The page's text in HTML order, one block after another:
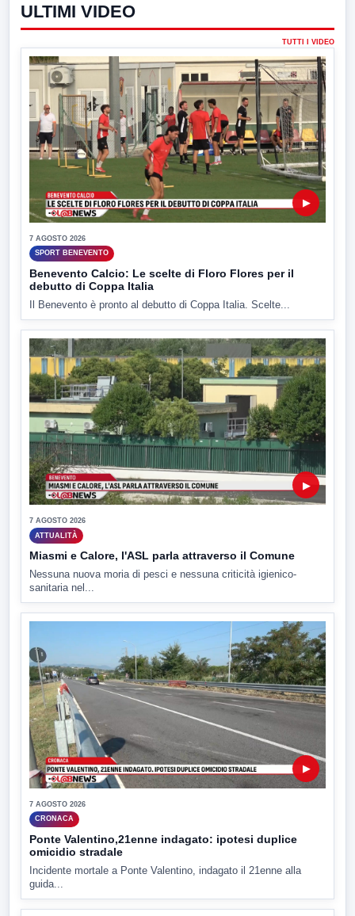
ULTIMI VIDEO
TUTTI I VIDEO
▶
7 AGOSTO 2026
SPORT BENEVENTO
Benevento Calcio: Le scelte di Floro Flores per il
debutto di Coppa Italia
Il Benevento è pronto al debutto di Coppa Italia. Scelte...
▶
7 AGOSTO 2026
ATTUALITÀ
Miasmi e Calore, l'ASL parla attraverso il Comune
Nessuna nuova moria di pesci e nessuna criticità igienico-
sanitaria nel...
▶
7 AGOSTO 2026
CRONACA
Ponte Valentino,21enne indagato: ipotesi duplice
omicidio stradale
Incidente mortale a Ponte Valentino, indagato il 21enne alla
guida...